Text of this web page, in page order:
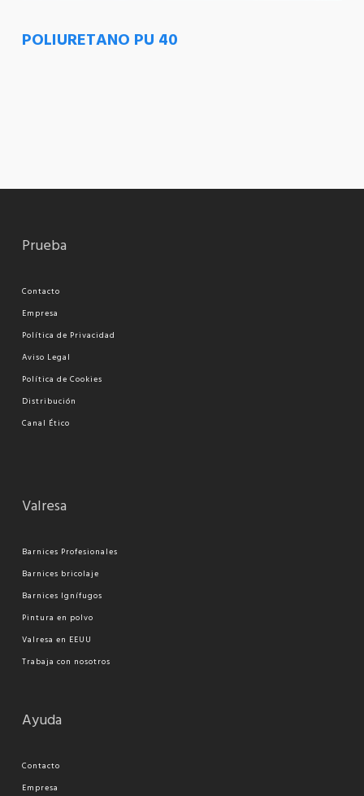
POLIURETANO PU 40
Prueba
Contacto
Empresa
Política de Privacidad
Aviso Legal
Política de Cookies
Distribución
Canal Ético
Valresa
Barnices Profesionales
Barnices bricolaje
Barnices Ignífugos
Pintura en polvo
Valresa en EEUU
Trabaja con nosotros
Ayuda
Contacto
Empresa